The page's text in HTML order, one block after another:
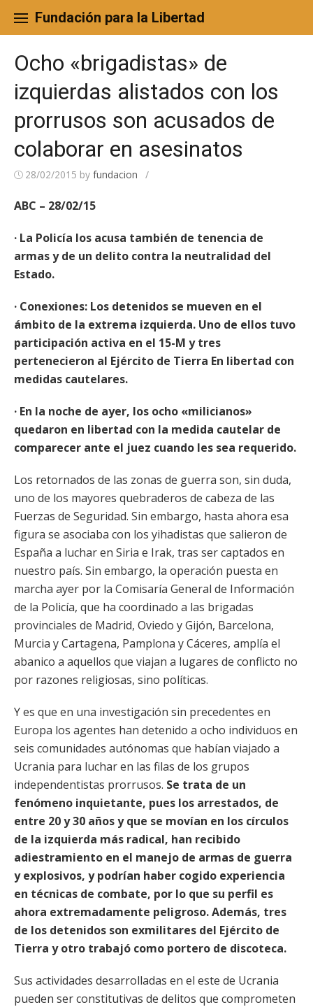
content
Fundación para la Libertad
Ocho «brigadistas» de
izquierdas alistados con los
prorrusos son acusados de
colaborar en asesinatos
28/02/2015 by fundacion /
ABC – 28/02/15
· La Policía los acusa también de tenencia de
armas y de un delito contra la neutralidad del
Estado.
· Conexiones: Los detenidos se mueven en el
ámbito de la extrema izquierda. Uno de ellos tuvo
participación activa en el 15-M y tres
pertenecieron al Ejército de Tierra En libertad con
medidas cautelares.
· En la noche de ayer, los ocho «milicianos»
quedaron en libertad con la medida cautelar de
comparecer ante el juez cuando les sea requerido.
Los retornados de las zonas de guerra son, sin duda,
uno de los mayores quebraderos de cabeza de las
Fuerzas de Seguridad. Sin embargo, hasta ahora esa
figura se asociaba con los yihadistas que salieron de
España a luchar en Siria e Irak, tras ser captados en
nuestro país. Sin embargo, la operación puesta en
marcha ayer por la Comisaría General de Información
de la Policía, que ha coordinado a las brigadas
provinciales de Madrid, Oviedo y Gijón, Barcelona,
Murcia y Cartagena, Pamplona y Cáceres, amplía el
abanico a aquellos que viajan a lugares de conflicto no
por razones religiosas, sino políticas.
Y es que en una investigación sin precedentes en
Europa los agentes han detenido a ocho individuos en
seis comunidades autónomas que habían viajado a
Ucrania para luchar en las filas de los grupos
independentistas prorrusos. Se trata de un
fenómeno inquietante, pues los arrestados, de
entre 20 y 30 años y que se movían en los círculos
de la izquierda más radical, han recibido
adiestramiento en el manejo de armas de guerra
y explosivos, y podrían haber cogido experiencia
en técnicas de combate, por lo que su perfil es
ahora extremadamente peligroso. Además, tres
de los detenidos son exmilitares del Ejército de
Tierra y otro trabajó como portero de discoteca.
Sus actividades desarrolladas en el este de Ucrania
pueden ser constitutivas de delitos que comprometen